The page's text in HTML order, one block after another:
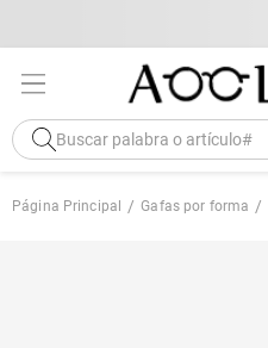
Página Principal Gafas por forma